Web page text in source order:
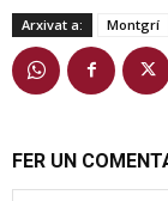
Arxivat a: Montgrí
FER UN